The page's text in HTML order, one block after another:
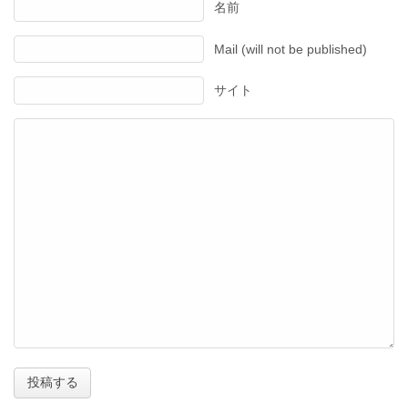
名前
Mail (will not be published)
サイト